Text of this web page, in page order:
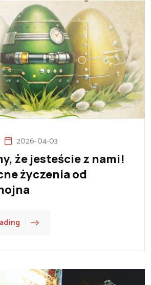
2026-04-03
że jesteście z nami!
życzenia od